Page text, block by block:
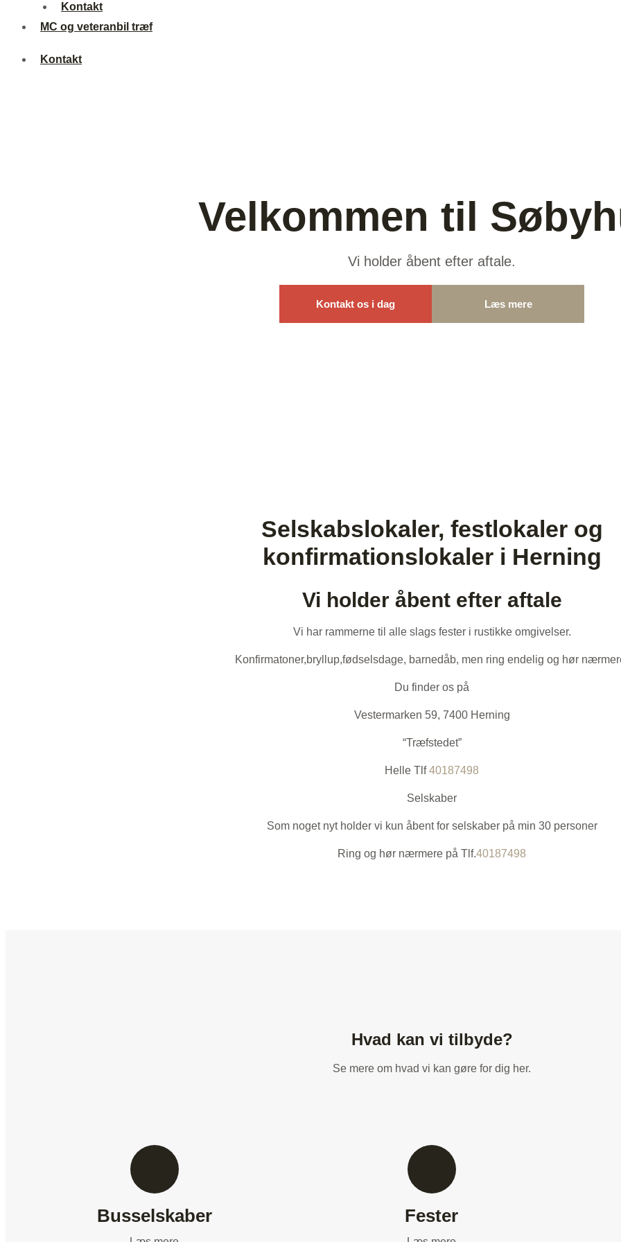
Kontakt
MC og veteranbil træf
Kontakt
Velkommen til
Vi holder åbent efter aftale.
Kontakt os i dag Læs mere
Selskabslokaler, festlokaler og
konfirmationslokaler i Herning
Vi holder åbent efter aftale
Vi har rammerne til alle slags fester i rustikke omgivelser.
Konfirmatoner,bryllup,fødselsdage, barnedåb, men ring endelig og hør
Du finder os på
Vestermarken 59, 7400 Herning
“Træfstedet”
Helle Tlf40187498
Selskaber
Som noget nyt holder vi kun åbent for selskaber på min 30 personer
Ring og hør nærmere på Tlf.40187498
Hvad kan vi tilbyde?
Se mere om hvad vi kan gøre for dig her.
Busselskaber Fester